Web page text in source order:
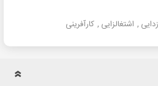
, اشتغالزایی , کارآفرینی